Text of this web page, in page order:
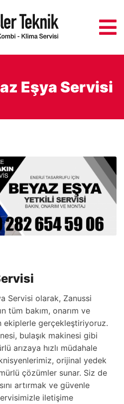
Eşya Servisi
Servisi olarak, Zanussi
tüm bakım, onarım ve
ekiplerle gerçekleştiriyoruz.
bulaşık makinesi gibi
arızaya hızlı müdahale
orijinal yedek
çözümler sunar. Siz de
artırmak ve güvenle
iletişime